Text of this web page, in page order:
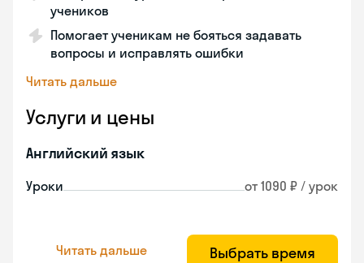
учеников
Помогает ученикам не бояться задавать
вопросы и исправлять ошибки
Читать дальше
Услуги и цены
Английский язык
Уроки от 1090 ₽ / урок
Читать дальше Выбрать время